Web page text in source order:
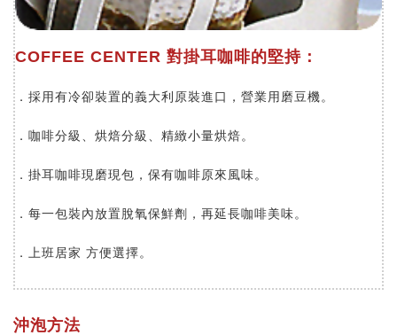
COFFEE CENTER 對掛耳咖啡的堅持：
．採用有冷卻裝置的義大利原裝進口，營業用磨豆機。
．咖啡分級、烘焙分級、精緻小量烘焙。
．掛耳咖啡現磨現包，保有咖啡原來風味。
．每一包裝內放置脫氧保鮮劑，再延長咖啡美味。
．上班居家 方便選擇。
沖泡方法